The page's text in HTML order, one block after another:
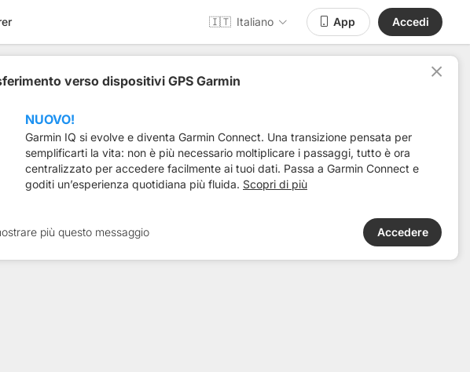
🇮🇹 Italiano App Accedi
chiave: 778527,806917,806934,806938
verso dispositivi GPS Garmin
NUOVO!
Garmin IQ si evolve e diventa Garmin Connect. Una transizione pensata per
semplificarti la vita: non è più necessario moltiplicare i passaggi, tutto è ora
centralizzato per accedere facilmente ai tuoi dati. Passa a Garmin Connect e
goditi un’esperienza quotidiana più fluida. Scopri di più
più questo messaggio Accedere